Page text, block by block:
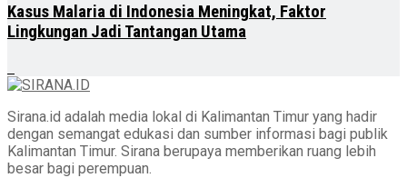
Kasus Malaria di Indonesia Meningkat, Faktor
Lingkungan Jadi Tantangan Utama
Sirana.id adalah media lokal di Kalimantan Timur yang hadir
dengan semangat edukasi dan sumber informasi bagi publik
Kalimantan Timur. Sirana berupaya memberikan ruang lebih
besar bagi perempuan.